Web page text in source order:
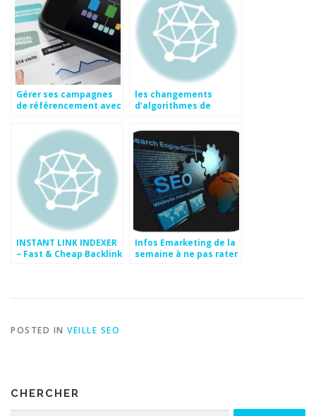
Gérer ses campagnes
de référencement avec
les changements
d’algorithmes de
INSTANT LINK INDEXER
– Fast & Cheap Backlink
Infos Emarketing de la
semaine à ne pas rater
POSTED IN VEILLE SEO
CHERCHER